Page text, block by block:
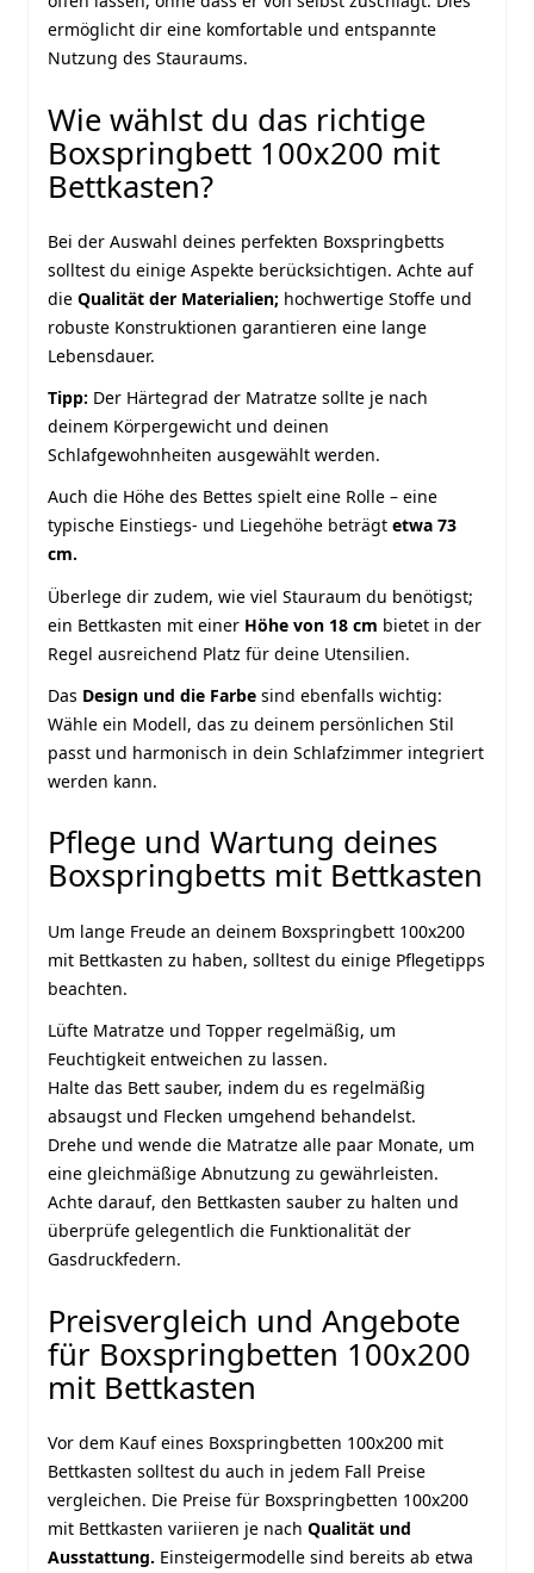
ermöglicht dir eine komfortable und entspannte
Nutzung des Stauraums.
Wie wählst du das richtige
Boxspringbett 100x200 mit
Bettkasten?
Bei der Auswahl deines perfekten Boxspringbetts
solltest du einige Aspekte berücksichtigen. Achte auf
die Qualität der Materialien; hochwertige Stoffe und
robuste Konstruktionen garantieren eine lange
Lebensdauer.
Tipp: Der Härtegrad der Matratze sollte je nach
deinem Körpergewicht und deinen
Schlafgewohnheiten ausgewählt werden.
Auch die Höhe des Bettes spielt eine Rolle – eine
typische Einstiegs- und Liegehöhe beträgt etwa 73
cm.
Überlege dir zudem, wie viel Stauraum du benötigst;
ein Bettkasten mit einer Höhe von 18 cm bietet in der
Regel ausreichend Platz für deine Utensilien.
Das Design und die Farbe sind ebenfalls wichtig:
Wähle ein Modell, das zu deinem persönlichen Stil
passt und harmonisch in dein Schlafzimmer integriert
werden kann.
Pflege und Wartung deines
Boxspringbetts mit Bettkasten
Um lange Freude an deinem Boxspringbett 100x200
mit Bettkasten zu haben, solltest du einige Pflegetipps
beachten.
Lüfte Matratze und Topper regelmäßig, um
Feuchtigkeit entweichen zu lassen.
Halte das Bett sauber, indem du es regelmäßig
absaugst und Flecken umgehend behandelst.
Drehe und wende die Matratze alle paar Monate, um
eine gleichmäßige Abnutzung zu gewährleisten.
Achte darauf, den Bettkasten sauber zu halten und
überprüfe gelegentlich die Funktionalität der
Gasdruckfedern.
Preisvergleich und Angebote
für Boxspringbetten 100x200
mit Bettkasten
Vor dem Kauf eines Boxspringbetten 100x200 mit
Bettkasten solltest du auch in jedem Fall Preise
vergleichen. Die Preise für Boxspringbetten 100x200
mit Bettkasten variieren je nach Qualität und
Ausstattung. Einsteigermodelle sind bereits ab etwa